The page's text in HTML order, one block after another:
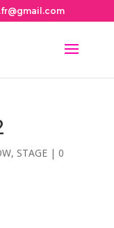
, STAGE| 0